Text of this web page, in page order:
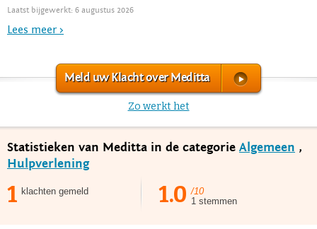
Laatst bijgewerkt: 6 augustus 2026
Lees meer >
Meld uw Klacht over Meditta
Zo werkt het
Statistieken van Meditta in de categorie Algemeen ,
Hulpverlening
1 klachten gemeld 1.0 /10
1 stemmen